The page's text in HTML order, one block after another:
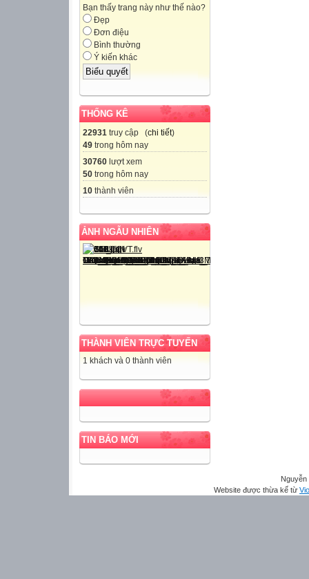
Bạn thấy trang này như thế nào?
Đẹp
Đơn điệu
Bình thường
Ý kiến khác
THỐNG KÊ
22931 truy cập (chi tiết)
49 trong hôm nay
30760 lượt xem
50 trong hôm nay
10 thành viên
ẢNH NGẪU NHIÊN
THÀNH VIÊN TRỰC TUYẾN
1 khách và 0 thành viên
TIN BÁO MỚI
Website được thừa kế từ